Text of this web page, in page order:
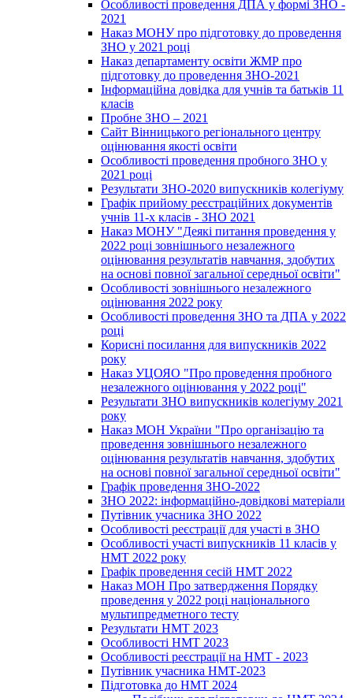
Особливості проведення ДПА у формі ЗНО -
2021
Наказ МОНУ про підготовку до проведення
ЗНО у 2021 році
Наказ департаменту освіти ЖМР про
підготовку до проведення ЗНО-2021
Інформаційна довідка для учнів та батьків 11
класів
Пробне ЗНО – 2021
Сайт Вінницького регіонального центру
оцінювання якості освіти
Особливості проведення пробного ЗНО у
2021 році
Результати ЗНО-2020 випускників колегіуму
Графік прийому реєстраційних документів
учнів 11-х класів - ЗНО 2021
Наказ МОНУ "Деякі питання проведення у
2022 році зовнішнього незалежного
оцінювання результатів навчання, здобутих
на основі повної загальної середньої освіти"
Особливості зовнішнього незалежного
оцінювання 2022 року
Особливості проведення ЗНО та ДПА у 2022
році
Корисні посилання для випускників 2022
року
Наказ УЦОЯО "Про проведення пробного
незалежного оцінювання у 2022 році"
Результати ЗНО випускників колегіуму 2021
року
Наказ МОН України "Про організацію та
проведення зовнішнього незалежного
оцінювання результатів навчання, здобутих
на основі повної загальної середньої освіти"
Графік проведення ЗНО-2022
ЗНО 2022: інформаційно-довідкові матеріали
Путівник учасника ЗНО 2022
Особливості реєстрації для участі в ЗНО
Особливості участі випускників 11 класів у
НМТ 2022 року
Графік проведення сесій НМТ 2022
Наказ МОН Про затвердження Порядку
проведення у 2022 році національного
мультипредметного тесту
Результати НМТ 2023
Особливості НМТ 2023
Особливості реєстрації на НМТ - 2023
Путівник учасника НМТ-2023
Підготовка до НМТ 2024